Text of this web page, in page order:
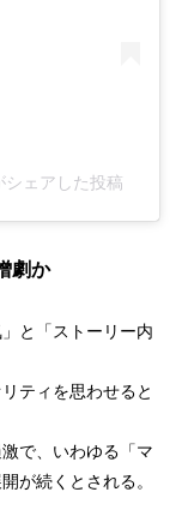
がシェアした投稿
劇か
と「ストーリー内
ティを思わせると
で、いわゆる「マ
が続くとされる。